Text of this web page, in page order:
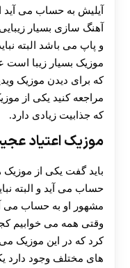
آیلیش به حساب می ‌آید
آهنگ سازی بسیار
و پاپ می باشد البته
موزیک بسیار زیبا است
که برای دیدن موزیک
مراجعه کنید یکی از
که جذابیت زیادی دارد.
موزیک اعتیاد
باید گفت یکی از موزیک
حساب می‌ آید و البته
مشهور او به حساب می
وقتی همه می خوابیم
کرد که در این موزیک می
های مختلف وجود دارد